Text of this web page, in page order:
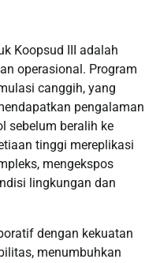
Koopsud III adalah
operasional. Program
canggih, yang
pengalaman
sebelum beralih ke
tinggi mereplikasi
mengekspos
lingkungan dan
dengan kekuatan
menumbuhkan